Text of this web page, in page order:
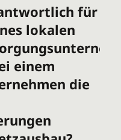
für
lokalen
einem
die